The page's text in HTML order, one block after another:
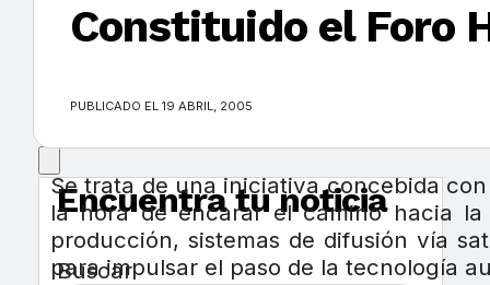
Encuentra tu noticia
Buscar
Constituido el Foro
PUBLICADO EL 19 ABRIL, 2005
Se trata de una iniciativa concebida
la hora de encarar el camino hacia
producción, sistemas de difusión vía
para impulsar el paso de la tecnología